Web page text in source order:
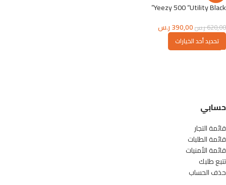
Yeezy 500 “Utility Black”
620,00ر.س390,00ر.س
تحديد أحد الخيارات
حسابي
قائمة التجار
قائمة الطلبات
قائمة الأمنيات
تتبع طلبك
حذف الحساب